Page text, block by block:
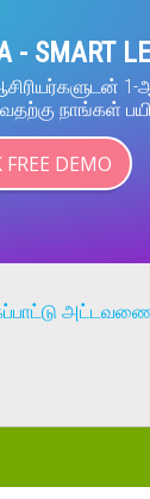
- SMART
நாங்கள்
FREE DEMO